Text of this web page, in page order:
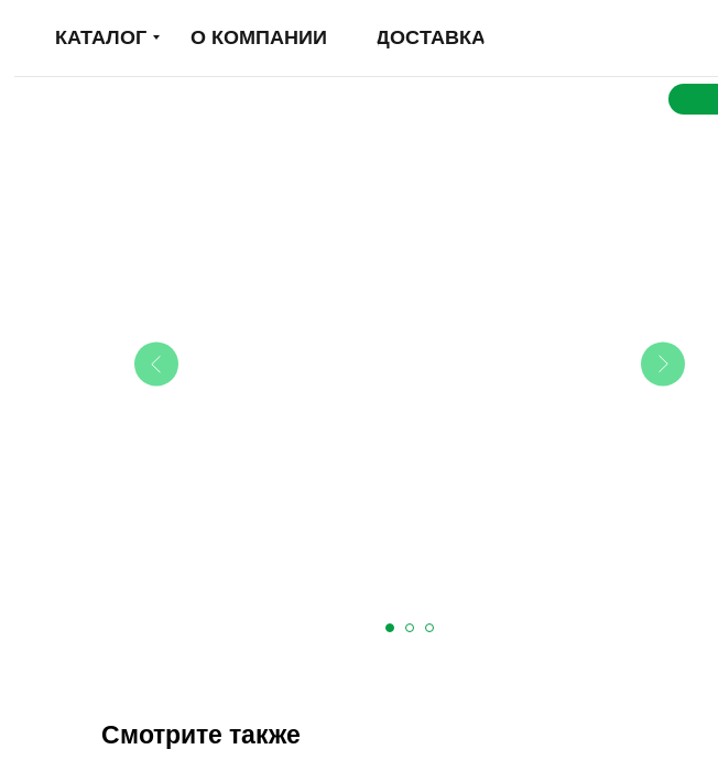
КАТАЛОГ О КОМПАНИИ ДОСТАВКА
Смотрите также